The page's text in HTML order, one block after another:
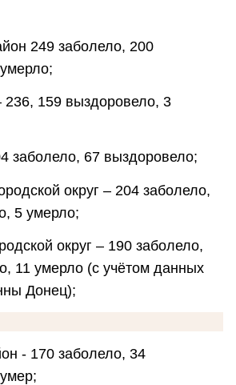
249 заболело, 200
159 выздоровело, 3
заболело, 67 выздоровело;
округ – 204 заболело,
5 умерло;
округ – 190 заболело,
11 умерло (с учётом данных
Донец);
- 170 заболело, 34